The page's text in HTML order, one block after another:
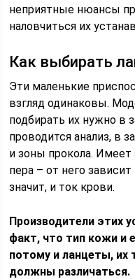
неприятные нюансы
наловчиться их
Как выбирать
Эти маленькие
взгляд одинаковы.
подбирать их нужно в
проводится анализ, в
и зоны прокола. Имеет
пера – от него
значит, и ток крови.
Производители этих
факт, что тип кожи и
потому и ланцеты, их
должны различаться.